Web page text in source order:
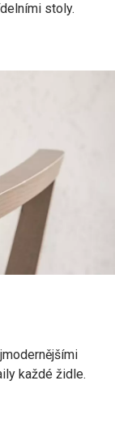
stoly.
každé židle.